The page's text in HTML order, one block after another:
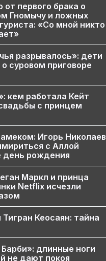
первого брака о
Гномычу и ложных
«Со мной никто
разрывалось»: дети
суровом приговоре
кем работала Кейт
с принцем
Игорь Николаев
с Аллой
день рождения
Маркл и принца
Netflix исчезли
Кеосаян: тайна
длинные ноги
не дают покоя